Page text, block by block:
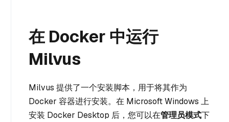
在 Docker 中运行
Milvus
Milvus 提供了一个安装脚本，用于将其作为
Docker 容器进行安装。在 Microsoft Windows 上
安装 Docker Desktop 后，您可以在管理员模式下